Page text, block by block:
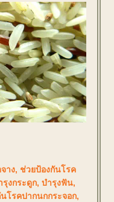
าง, ช่วยป้องกันโรค
รุงกระดูก, บำรุงฟัน,
โรคปากนกกระจอก,